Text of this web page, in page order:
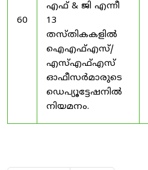
60
എഫ് & ജി എന്നീ
13
തസ്തികകളിൽ
ഐഎഫ്എസ്/
എസ്എഫ്എസ്
ഓഫീസർമാരുടെ
ഡെപ്യൂട്ടേഷനിൽ
നിയമനം.